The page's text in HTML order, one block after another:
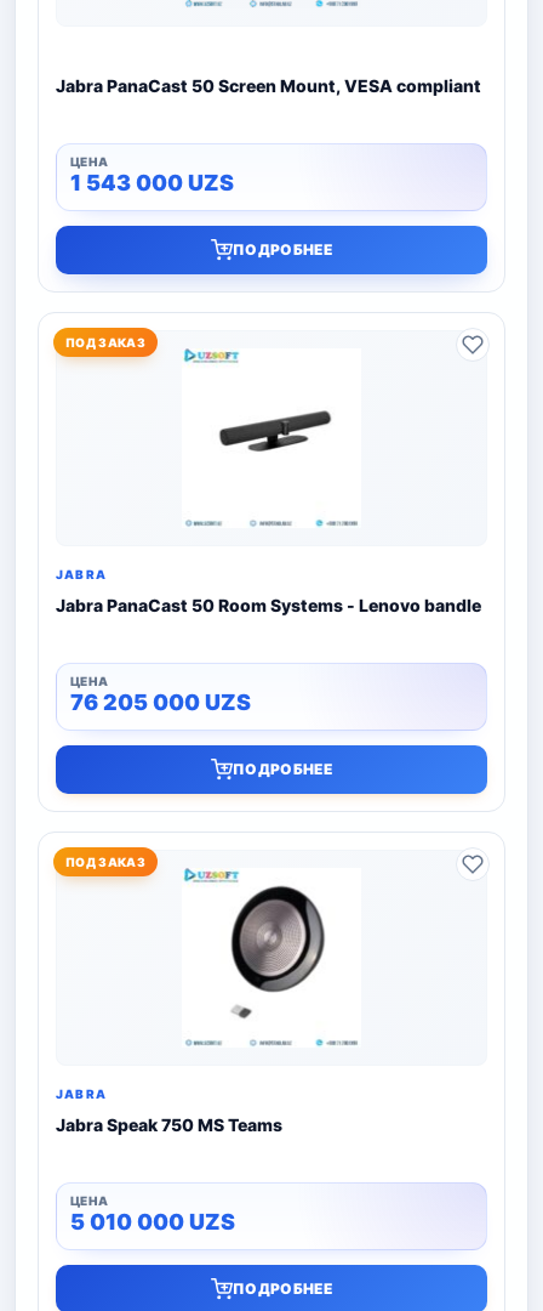
Jabra PanaCast 50 Screen Mount, VESA compliant
1 543 000UZS
ПОДРОБНЕЕ
ПОД ЗАКАЗ
JABRA
Jabra PanaCast 50 Room Systems - Lenovo bandle
76 205 000UZS
ПОДРОБНЕЕ
ПОД ЗАКАЗ
JABRA
Jabra Speak 750 MS Teams
5 010 000UZS
ПОДРОБНЕЕ